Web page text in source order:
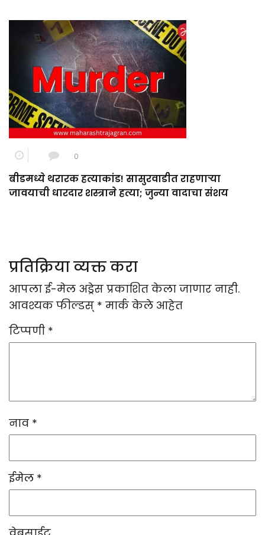
0
बीडमध्ये थरारक हत्याकांड! सासुरवाडीत राहणाऱ्या
जावयाची धारदार शस्त्राने हत्या; जुन्या वादाचा संशय
प्रतिक्रिया व्यक्त करा
आपला ई-मेल अड्रेस प्रकाशित केला जाणार नाही.
आवश्यक फील्डस् * मार्क केले आहेत
टिप्पणी *
नाव *
ईमेल *